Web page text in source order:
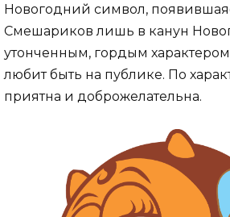
Новогодний символ,
Смешариков лишь в канун
утонченным, гордым
любит быть на публике. По
приятна и доброжелательна.